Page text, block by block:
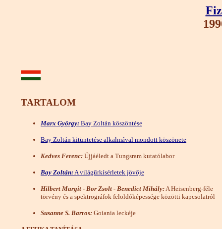
TARTALOM
Marx György: Bay Zoltán köszöntése
Bay Zoltán kitüntetése alkalmával mondott köszönete
Kedves Ferenc: Újjáéledt a Tungsram kutatólabor
Bay Zoltán: A világűrkísérletek jövője
Hilbert Margit - Bor Zsolt - Benedict Mihály: A Heisenberg-féle
törvény és a spektrográfok feloldóképessége közötti kapcsolatról
Susanne S. Barros: Goiania leckéje